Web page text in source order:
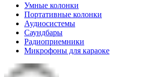
Умные колонки
Портативные колонки
Аудиосистемы
Саундбары
Радиоприемники
Микрофоны для караоке